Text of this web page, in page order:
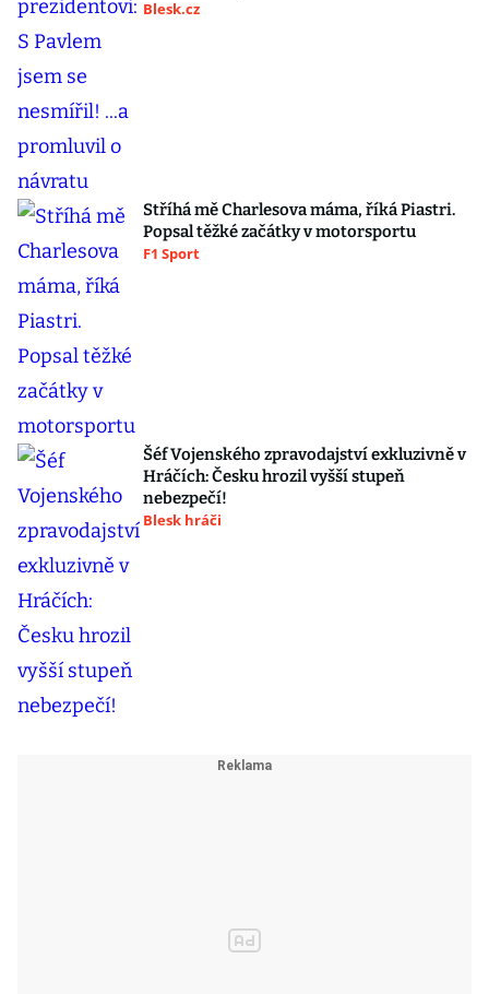
Blesk.cz
Stříhá mě Charlesova máma, říká Piastri.
Popsal těžké začátky v motorsportu
F1 Sport
Šéf Vojenského zpravodajství exkluzivně v
Hráčích: Česku hrozil vyšší stupeň
nebezpečí!
Blesk hráči